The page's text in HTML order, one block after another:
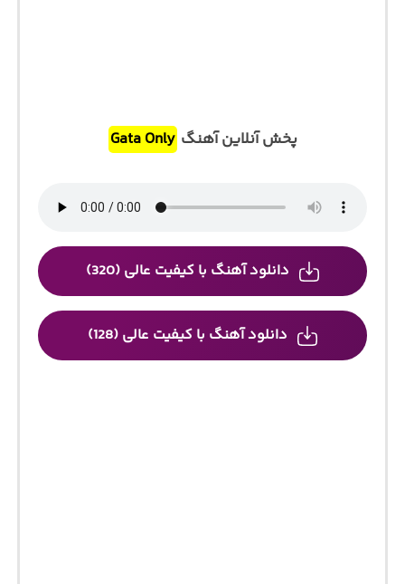
پخش آنلاین آهنگ Gata Only
دانلود آهنگ با کیفیت عالی (320)
دانلود آهنگ با کیفیت عالی (128)